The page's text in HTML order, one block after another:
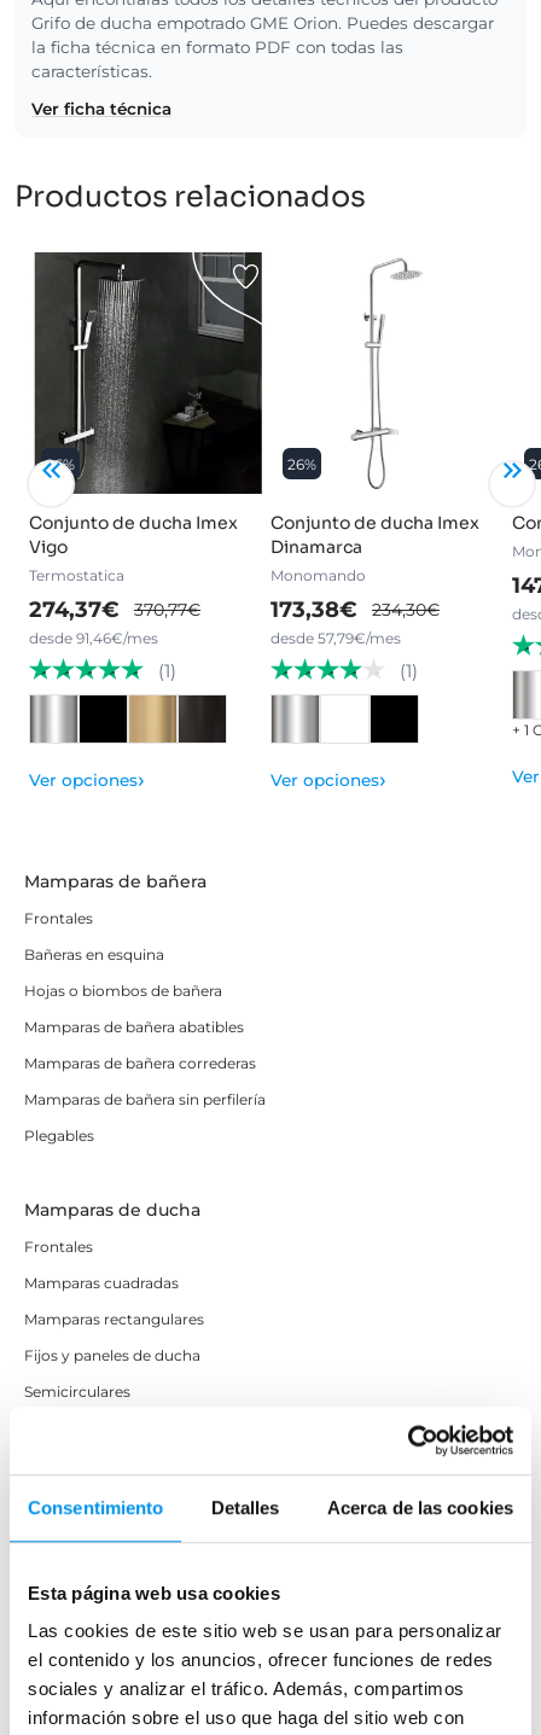
Consentimiento Detalles Acerca de las cookies
Esta página web usa cookies
Las cookies de este sitio web se usan para personalizar
el contenido y los anuncios, ofrecer funciones de redes
sociales y analizar el tráfico. Además, compartimos
información sobre el uso que haga del sitio web con
Grifo de ducha empotrado GME Orion. Puedes descargar
la ficha técnica en formato PDF con todas las
características.
Ver ficha técnica
Productos relacionados
26%
Conjunto de ducha Imex
Vigo
Termostatica
274,37€ 370,77€
desde 91,46€/mes
(1)
Ver opciones›
26%
Conjunto de ducha Imex
Dinamarca
Monomando
173,38€ 234,30€
desde 57,79€/mes
(1)
Ver opciones›
+ 1
Mamparas de bañera
Frontales
Bañeras en esquina
Hojas o biombos de bañera
Mamparas de bañera abatibles
Mamparas de bañera correderas
Mamparas de bañera sin perfilería
Plegables
Mamparas de ducha
Frontales
Mamparas cuadradas
Mamparas rectangulares
Fijos y paneles de ducha
Semicirculares
Apertura plegable
Mamparas doble hoja
Mamparas con armario